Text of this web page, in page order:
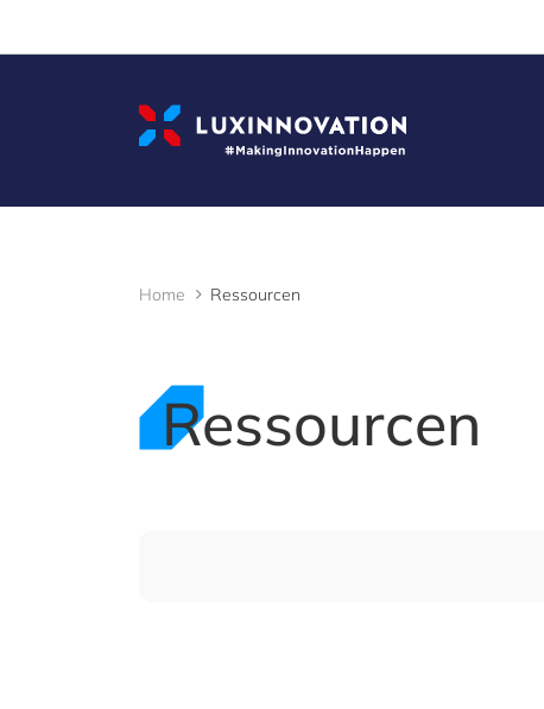
Home Ressourcen
Ressourcen